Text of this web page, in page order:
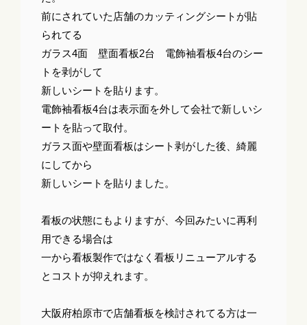
前にされていた店舗のカッティングシートが貼
られてる
ガラス4面 壁面看板2台 電飾袖看板4台のシー
トを剥がして
新しいシートを貼ります。
電飾袖看板4台は表示面を外して会社で新しいシ
ートを貼って取付。
ガラス面や壁面看板はシート剥がした後、綺麗
にしてから
新しいシートを貼りました。
看板の状態にもよりますが、今回みたいに再利
用できる場合は
一から看板製作ではなく看板リニューアルする
とコストが抑えれます。
大阪府柏原市で店舗看板を検討されてる方は一